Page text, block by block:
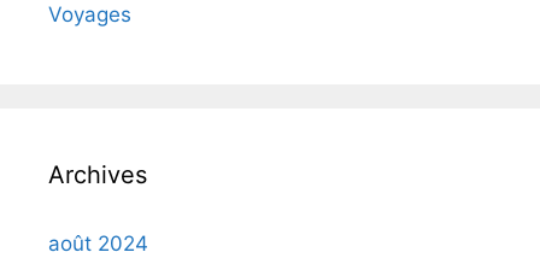
Voyages
Archives
août 2024